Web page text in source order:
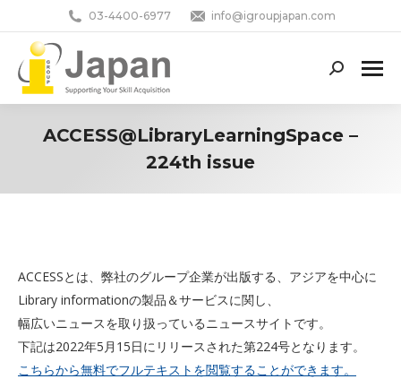
03-4400-6977 info@igroupjapan.com
Search:
ACCESS@LibraryLearningSpace –
224th issue
ACCESSとは、弊社のグループ企業が出版する、アジアを中心に
Library informationの製品＆サービスに関し、
幅広いニュースを取り扱っているニュースサイトです。
下記は2022年5月15日にリリースされた第224号となります。
こちらから無料でフルテキストを閲覧することができます。